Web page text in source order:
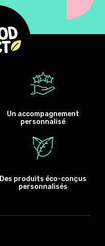
Un accompagnement
personnalisé
Des produits éco-conçus
personnalisés